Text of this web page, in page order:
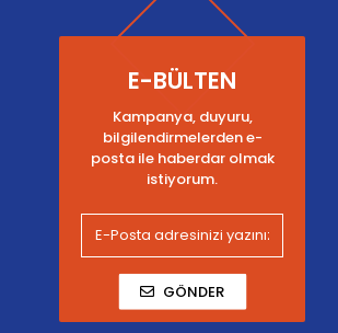
E-BÜLTEN
Kampanya, duyuru,
bilgilendirmelerden e-
posta ile haberdar olmak
istiyorum.
GÖNDER